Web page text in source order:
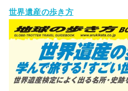
世界遺産の歩き方